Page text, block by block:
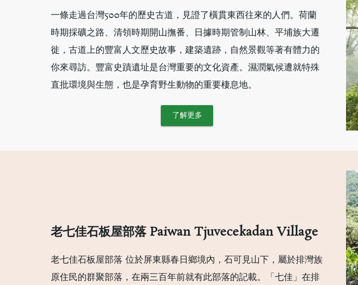
一條走過台灣500年的歷史古道，見證了橫貫東西往來的人們。荷蘭
時期採礦之路、清領時期開山撫番、日據時期管制山林、平埔族大遷
徙，古道上的豐富人文歷史故事，建築遺跡，自然景觀等著有體力的
你來尋訪。豐富史蹟遺址是台灣重要的文化資產。濕潤氣候遭就特殊
直批環境與生態，也是孕育野生動物的重要棲息地。
了解更多
老七佳石板屋部落 ​Paiwan Tjuvecekadan Village
老七佳石板屋部落 位於屏東縣春日鄉境內，石可見山下，屬於排灣族
原住民的群聚部落，在兩三百年前就有此部落的記載。「七佳」在排